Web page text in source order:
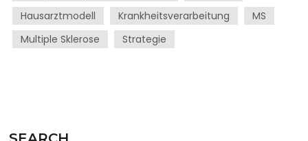
Hausarztmodell
Krankheitsverarbeitung
MS
Multiple Sklerose
Strategie